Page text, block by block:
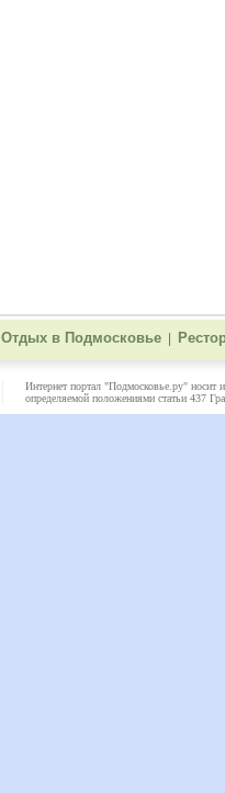
Отдых в Подмосковье
Интернет портал "Подмосковье.ру" носит
определяемой положениями статьи 437